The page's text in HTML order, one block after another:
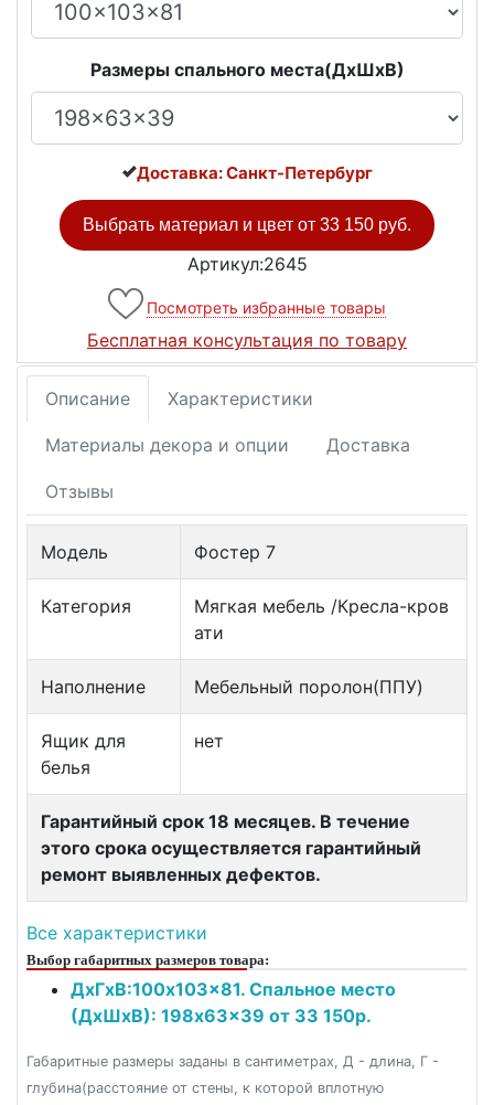
Размеры спального места(ДxШxВ)
Доставка: Санкт-Петербург
Выбрать материал и цвет от 33 150 руб.
Артикул:2645
Посмотреть избранные товары
Бесплатная консультация по товару
Описание Характеристики
Материалы декора и опции Доставка
Отзывы
Модель Фостер 7
Категория
Мягкая мебель /Кресла-кров
ати
Наполнение Мебельный поролон(ППУ)
Ящик для
белья
нет
Гарантийный срок 18 месяцев. В течение
этого срока осуществляется гарантийный
ремонт выявленных дефектов.
Все характеристики
Выбор габаритных размеров товара:
ДxГxВ:100x103x81. Спальное место
(ДxШxВ): 198x63x39 от 33 150р.
Габаритные размеры заданы в сантиметрах, Д - длина, Г -
глубина(расстояние от стены, к которой вплотную